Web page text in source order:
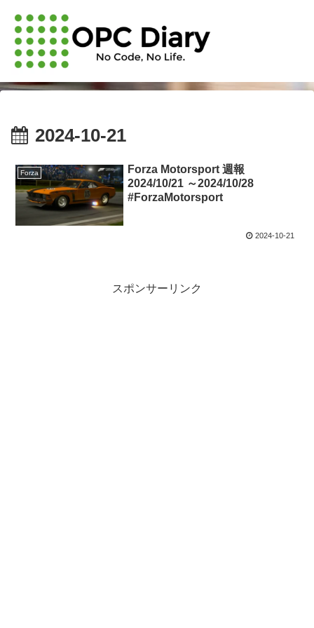
2024-10-21
Forza
Forza Motorsport 週報
2024/10/21 ～2024/10/28
#ForzaMotorsport
2024-10-21
スポンサーリンク